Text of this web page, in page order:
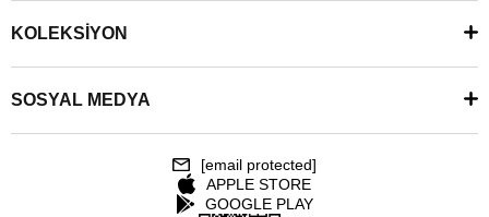
KOLEKSİYON
SOSYAL MEDYA
[email protected]
APPLE STORE
GOOGLE PLAY